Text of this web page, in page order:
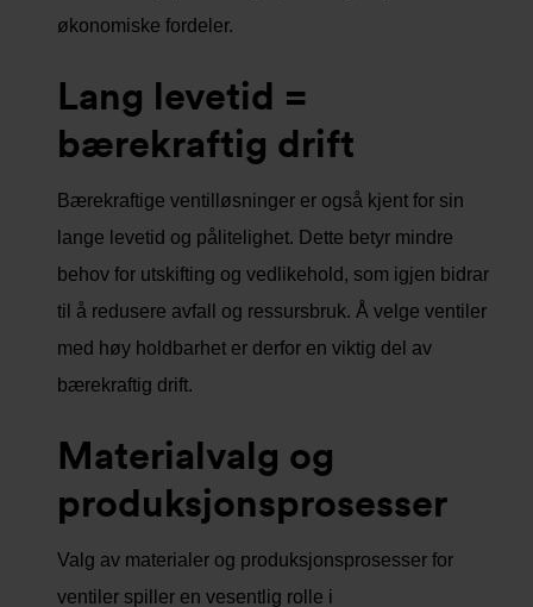
økonomiske fordeler.
Lang levetid =
bærekraftig drift
Bærekraftige ventilløsninger er også kjent for sin
lange levetid og pålitelighet. Dette betyr mindre
behov for utskifting og vedlikehold, som igjen bidrar
til å redusere avfall og ressursbruk. Å velge ventiler
med høy holdbarhet er derfor en viktig del av
bærekraftig drift.
Materialvalg og
produksjonsprosesser
Valg av materialer og produksjonsprosesser for
ventiler spiller en vesentlig rolle i